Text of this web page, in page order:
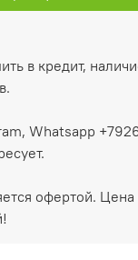
в кредит,
Whatsapp
офертой.